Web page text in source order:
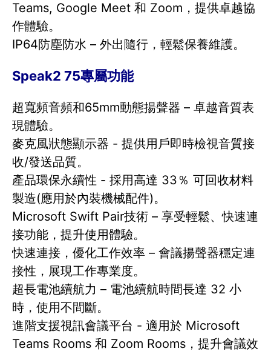
Teams, Google Meet 和 Zoom，提供卓越協
作體驗。
IP64防塵防水 – 外出隨行，輕鬆保養維護。
Speak2 75專屬功能
超寬頻音頻和65mm動態揚聲器 – 卓越音質表
現體驗。
麥克風狀態顯示器 - 提供用戶即時檢視音質接
收/發送品質。
產品環保永續性 - 採用高達 33％ 可回收材料
製造(應用於內裝機械配件)。
Microsoft Swift Pair技術 – 享受輕鬆、快速連
接功能，提升使用體驗。
快速連接，優化工作效率 – 會議揚聲器穩定連
接性，展現工作專業度。
超長電池續航力 – 電池續航時間長達 32 小
時，使用不間斷。
進階支援視訊會議平台 - 適用於 Microsoft
Teams Rooms 和 Zoom Rooms，提升會議效